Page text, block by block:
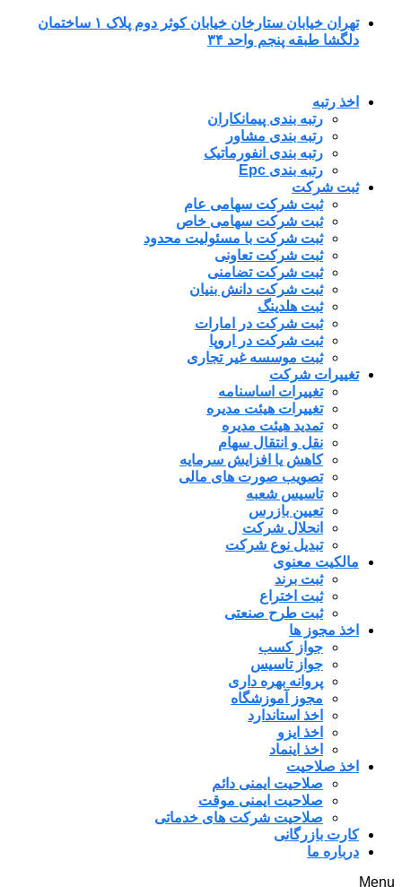
پرش
تهران خیابان ستارخان خیابان کوثر دوم پلاک ۱ ساختمان
دلگشا طبقه پنجم واحد ۳۴
اخذ رتبه
رتبه بندی پیمانکاران
رتبه بندی مشاور
رتبه بندی انفورماتیک
رتبه بندی Epc
ثبت شرکت
ثبت شرکت سهامی عام
ثبت شرکت سهامی خاص
ثبت شرکت با مسئولیت محدود
ثبت شرکت تعاونی
ثبت شرکت تضامنی
ثبت شرکت دانش بنیان
ثبت هلدینگ
ثبت شرکت در امارات
ثبت شرکت در اروپا
ثبت موسسه غیر تجاری
تغییرات شرکت
تغییرات اساسنامه
تغییرات هیئت مدیره
تمدید هیئت مدیره
نقل و انتقال سهام
کاهش یا افزایش سرمایه
تصویب صورت های مالی
تاسیس شعبه
تعیین بازرس
انحلال شرکت
تبدیل نوع شرکت
مالکیت معنوی
ثبت برند
ثبت اختراع
ثبت طرح صنعتی
اخذ مجوز ها
جواز کسب
جواز تاسیس
پروانه بهره داری
مجوز آموزشگاه
اخذ استاندارد
اخذ ایزو
اخذ اینماد
اخذ صلاحیت
صلاحیت ایمنی دائم
صلاحیت ایمنی موقت
صلاحیت شرکت های خدماتی
کارت بازرگانی
درباره ما
Menu